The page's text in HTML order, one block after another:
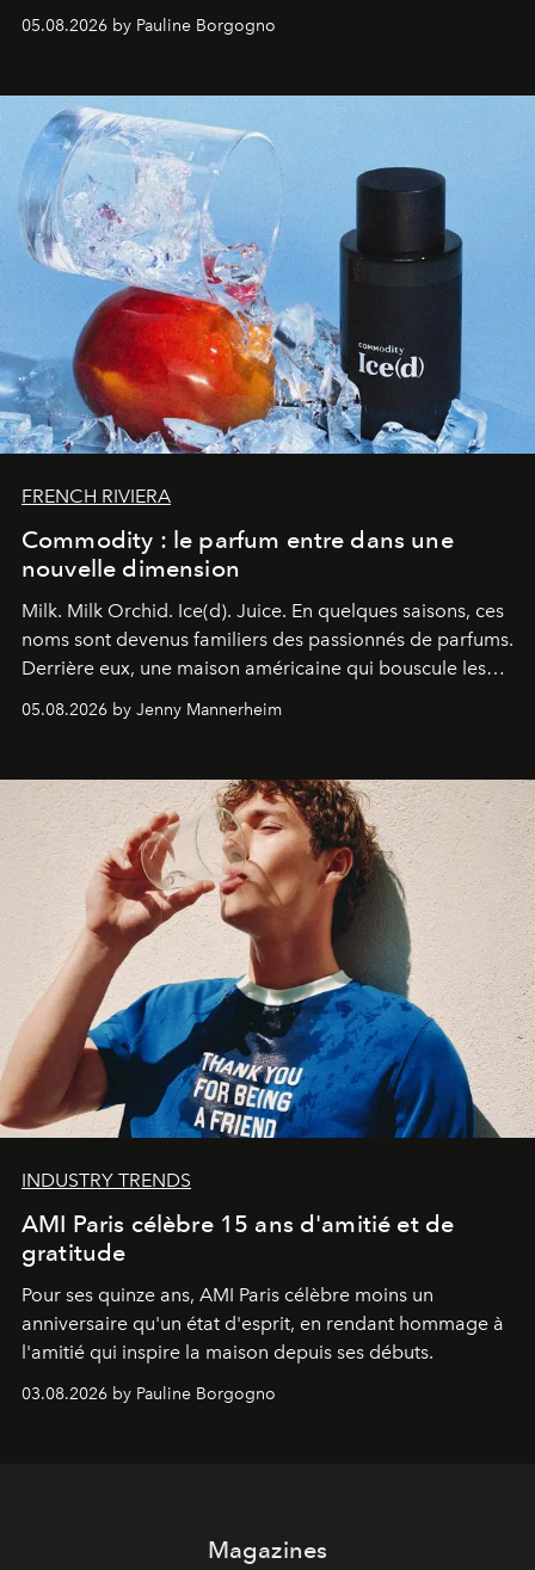
accompagner les explorations du quotidien.
05.08.2026 by Pauline Borgogno
FRENCH RIVIERA
Commodity : le parfum entre dans une
nouvelle dimension
Milk. Milk Orchid. Ice(d). Juice. En quelques saisons, ces
noms sont devenus familiers des passionnés de parfums.
Derrière eux, une maison américaine qui bouscule les
codes de la parfumerie contemporaine en proposant
une approche aussi intuitive que personnelle :
05.08.2026 by Jenny Mannerheim
INDUSTRY TRENDS
AMI Paris célèbre 15 ans d'amitié et de
gratitude
Pour ses quinze ans, AMI Paris célèbre moins un
anniversaire qu'un état d'esprit, en rendant hommage à
l'amitié qui inspire la maison depuis ses débuts.
03.08.2026 by Pauline Borgogno
Magazines